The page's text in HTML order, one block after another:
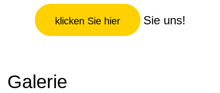
klicken Sie hier Sie uns!
Galerie